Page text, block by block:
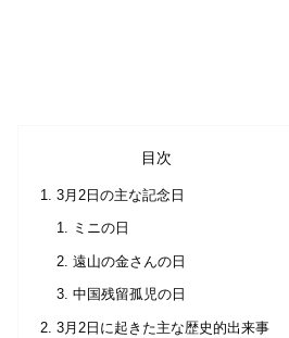
目次
3月2日の主な記念日
ミニの日
遠山の金さんの日
中国残留孤児の日
3月2日に起きた主な歴史的出来事